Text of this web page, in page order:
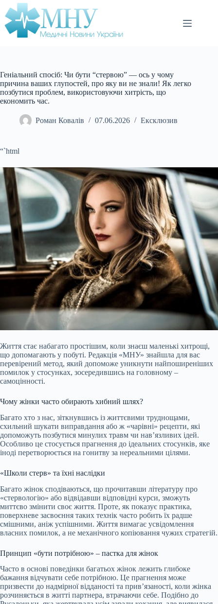
Перейти
до
вмісту
Геніальний спосіб: Чи бути “стервою” — ось у чому
причина ваших глупостей, про яку ви не знали! Як легко
позбутися проблем, використовуючи хитрість, що
економить час.
Роман Ковалів 07.06.2026 Ексклюзив
“`html
Життя стає набагато простішим, коли знаєш маленькі хитрощі,
що допомагають у побуті. Редакція «МНУ» знайшла для вас
перевірений метод, який допоможе уникнути найпоширеніших
помилок у стосунках, зосередившись на головному –
самоцінності.
Чому жінки часто обирають хибний шлях?
Багато хто з нас, зіткнувшись із життєвими труднощами,
схильний шукати виправдання або ж «чарівні» рецепти, які
допоможуть позбутися минулих травм чи нав’язливих ідей.
Особливо це стосується прагнення до ідеальних стосунків, яке
іноді перетворюється на гонитву за нереальними цілями.
«Школи стерв» та їхні наслідки
Багато жінок сподіваються, що прочитавши літературу про
«стервологію» або відвідавши відповідні курси, зможуть
миттєво змінити своє життя. Проте, як показує практика,
поверхневе засвоєння таких технік часто робить їх радше
смішними, аніж успішними. Життя вимагає усвідомлення
власних помилок, а не механічного копіювання чужих стратегій.
Принцип «бути потрібною» – пастка для жінок
Часто в основі поведінки багатьох жінок лежить глибоке
бажання відчувати себе потрібною. Це прагнення може
призвести до надмірної відданості та прив’язаності, коли жінка
розчиняється в житті партнера, втрачаючи себе. Подібно до